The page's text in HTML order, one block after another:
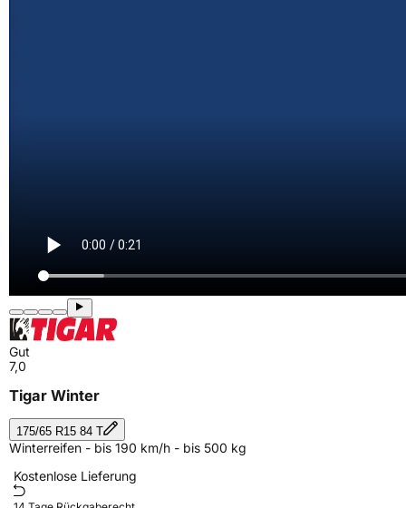
Gut
7,0
Tigar Winter
175/65 R15 84 T
Winterreifen - bis 190 km/h - bis 500 kg
Kostenlose Lieferung